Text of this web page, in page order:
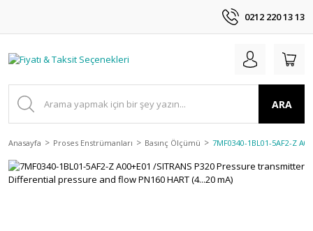
0212 220 13 13
ARA
Anasayfa Proses Enstrümanları Basınç Ölçümü 7MF0340-1BL01-5AF2-Z